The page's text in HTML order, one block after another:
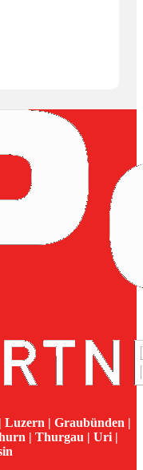
Luzern | Graubünden |
| Thurgau | Uri |